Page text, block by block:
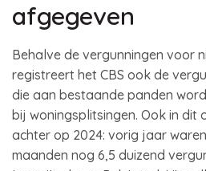
afgegeven
Behalve de vergunningen voor
registreert het CBS ook de
die aan bestaande panden
bij woningsplitsingen. Ook in dit
achter op 2024: vorig jaar
maanden nog 6,5 duizend